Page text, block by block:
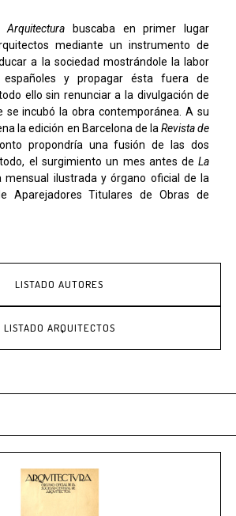
Arquitecturabuscaba en primer lugar
mediante un instrumento de
a la sociedad mostrándole la labor
y propagar ésta fuera de
ello sin renunciar a la divulgación de
se incubó la obra contemporánea. A su
la edición en Barcelona de laRevista de
propondría una fusión de las dos
el surgimiento un mes antes deLa
mensual ilustrada y órgano oficial de la
Aparejadores Titulares de Obras de
LISTADO AUTORES
LISTADO ARQUITECTOS